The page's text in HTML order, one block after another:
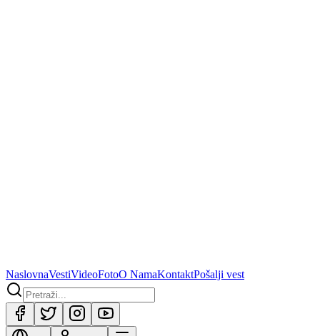
NaslovnaVestiVideoFotoO NamaKontaktPošalji vest